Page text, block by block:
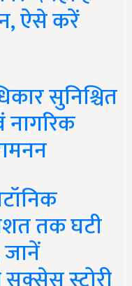
ऐसे करें
सुनिश्चित
नागरिक
तक घटी